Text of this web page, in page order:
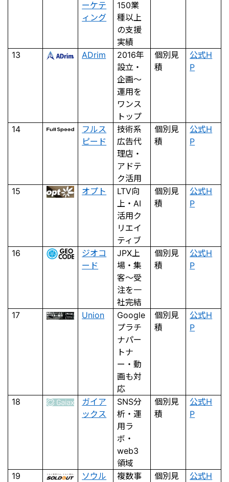
ーケテ
ィング
150業
種以上
の支援
実績
13 ADrim
2016年
設立・
企画〜
運用を
ワンス
トップ
個別見
積
公式H
P
14
フルス
ピード
技術系
広告代
理店・
アドテ
ク活用
個別見
積
公式H
P
15 オプト
LTV向
上・AI
活用ク
リエイ
ティブ
個別見
積
公式H
P
16
ジオコ
ード
JPX上
場・集
客〜受
注を一
社完結
個別見
積
公式H
P
17 Union
Google
プラチ
ナパー
トナ
ー・動
画も対
応
個別見
積
公式H
P
18
ガイア
ックス
SNS分
析・運
用ラ
ボ・
web3
領域
個別見
積
公式H
P
19
ソウル
複数事
個別見
公式H